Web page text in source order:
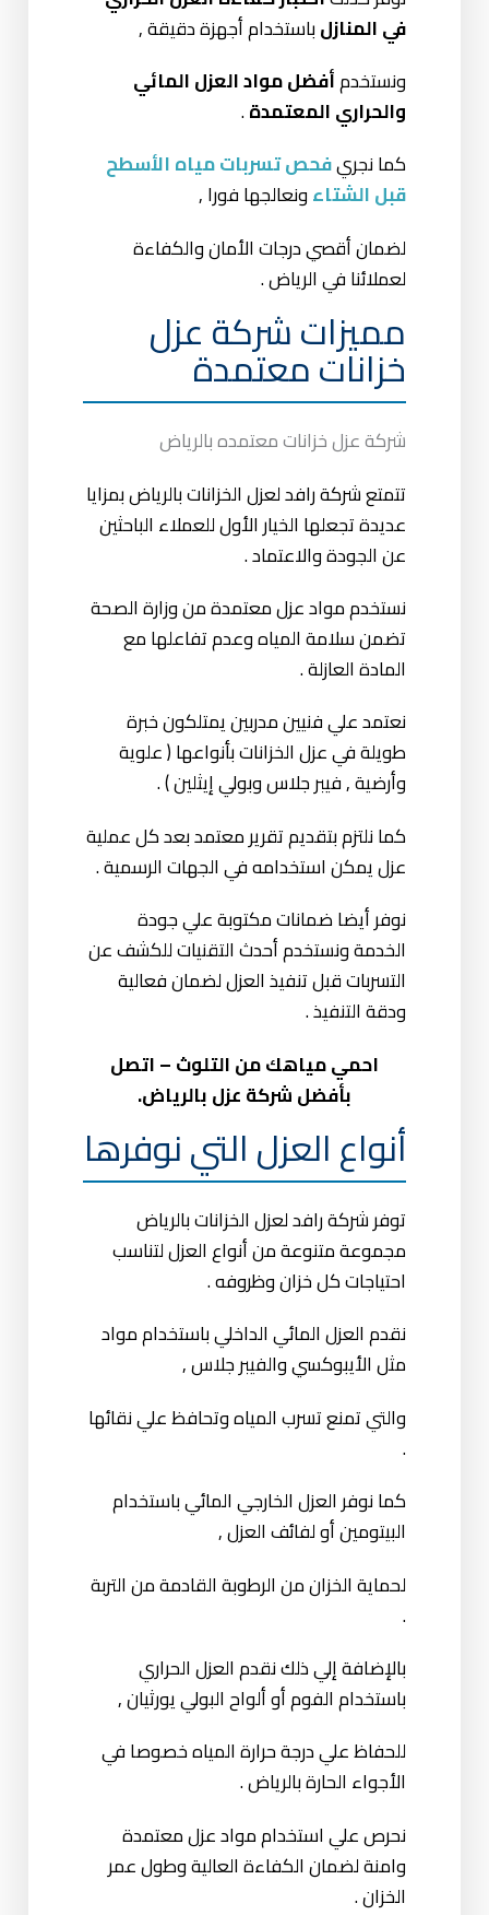
في المنازلباستخدام أجهزة دقيقة ,
ونستخدمأفضل مواد العزل المائي
والحراري المعتمدة.
كما نجريفحص تسربات مياه الأسطح
قبل الشتاءونعالجها فورا ,
لضمان أقصي درجات الأمان والكفاءة
لعملائنا في الرياض .
مميزات شركة عزل
خزانات معتمدة
شركة عزل خزانات معتمده بالرياض
تتمتع شركة رافد لعزل الخزانات بالرياض بمزايا
عديدة تجعلها الخيار الأول للعملاء الباحثين
عن الجودة والاعتماد .
نستخدم مواد عزل معتمدة من وزارة الصحة
تضمن سلامة المياه وعدم تفاعلها مع
المادة العازلة .
نعتمد علي فنيين مدربين يمتلكون خبرة
طويلة في عزل الخزانات بأنواعها ( علوية
وأرضية , فيبر جلاس وبولي إيثلين ) .
كما نلتزم بتقديم تقرير معتمد بعد كل عملية
عزل يمكن استخدامه في الجهات الرسمية .
نوفر أيضا ضمانات مكتوبة علي جودة
الخدمة ونستخدم أحدث التقنيات للكشف عن
التسربات قبل تنفيذ العزل لضمان فعالية
ودقة التنفيذ .
احمي مياهك من التلوث – اتصل
بأفضل شركة عزل بالرياض.
أنواع العزل التي نوفرها
توفر شركة رافد لعزل الخزانات بالرياض
مجموعة متنوعة من أنواع العزل لتناسب
احتياجات كل خزان وظروفه .
نقدم العزل المائي الداخلي باستخدام مواد
مثل الأيبوكسي والفيبر جلاس ,
والتي تمنع تسرب المياه وتحافظ علي نقائها
.
كما نوفر العزل الخارجي المائي باستخدام
البيتومين أو لفائف العزل ,
لحماية الخزان من الرطوبة القادمة من التربة
.
بالإضافة إلي ذلك نقدم العزل الحراري
باستخدام الفوم أو ألواح البولي يورثيان ,
للحفاظ علي درجة حرارة المياه خصوصا في
الأجواء الحارة بالرياض .
نحرص علي استخدام مواد عزل معتمدة
وامنة لضمان الكفاءة العالية وطول عمر
الخزان .